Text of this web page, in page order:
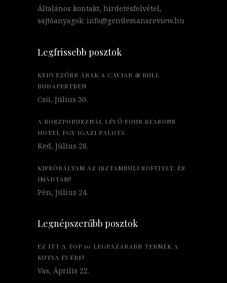
Általános kontakt, hirdetésfelvétel,
sajtóanyagok: info@gentlemansreview.hu
Legfrissebb posztok
KEDVEZŐBB ÁRAK A CAVIAR & BULL
BUDAPESTBEN
Csü, Július 30.
A BOSZPORUSZNÁL LÉVŐ FOUR SEASONS
HOTEL EGY IGAZI PALOTA
Ked, Július 28.
KIPRÓBÁLTAM AZ ISZTAMBULI SOFITELT, ÉS
IMÁDTAM!
Pén, Július 24.
Legnépszerűbb posztok
EZ ITT A TOP 10 LEGPAZARABB TERMÉK A
KUTYA ÉVÉRE!
Vas, Április 22.